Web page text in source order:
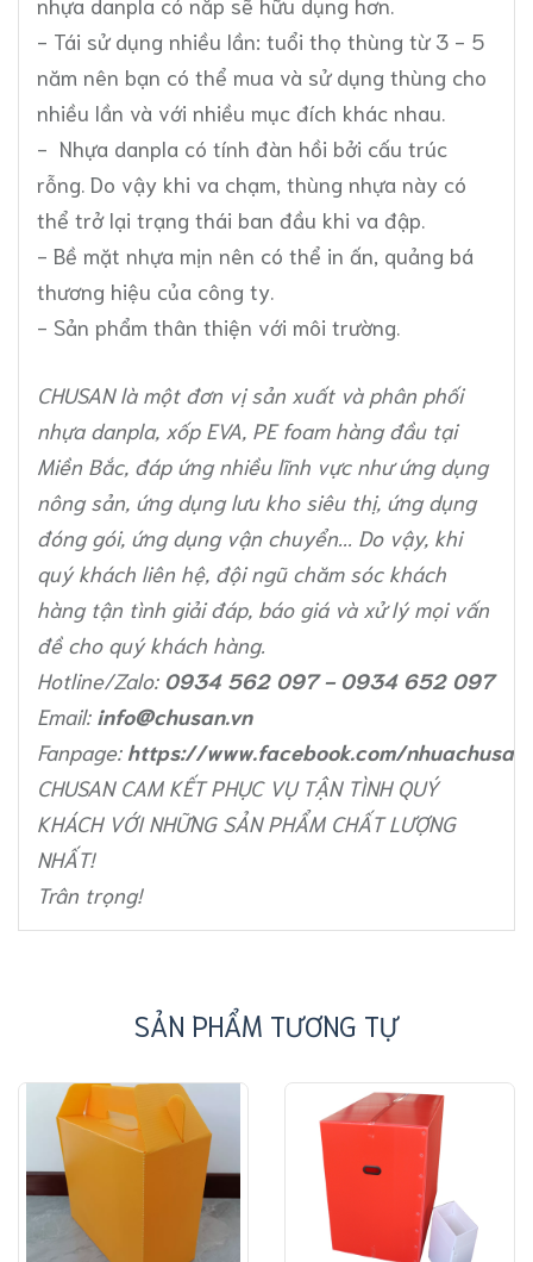
- Tái sử dụng nhiều lần: tuổi thọ thùng từ 3 - 5
năm nên bạn có thể mua và sử dụng thùng cho
nhiều lần và với nhiều mục đích khác nhau.
- Nhựa danpla có tính đàn hồi bởi cấu trúc
rỗng. Do vậy khi va chạm, thùng nhựa này có
thể trở lại trạng thái ban đầu khi va đập.
- Bề mặt nhựa mịn nên có thể in ấn, quảng bá
thương hiệu của công ty.
- Sản phẩm thân thiện với môi trường.
CHUSANlà một đơn vị sản xuất và phân phối
nhựa danpla, xốp EVA, PE foam hàng đầu tại
Miền Bắc, đáp ứng nhiều lĩnh vực nhưứng dụng
nông sản, ứng dụnglưu kho siêu thị, ứng dụng
đóng gói, ứng dụng vận chuyển... Do vậy, khi
quý khách liên hệ, đội ngũ chăm sóc khách
hàng tận tình giải đáp, báo giá và xử lý mọi vấn
đề cho quý khách hàng.
Hotline/Zalo: 0934 562 097 - 0934 652 097
Email: info@chusan.vn
Fanpage: https://www.facebook.com/
CHUSAN CAM KẾT PHỤC VỤ TẬN TÌNH QUÝ
KHÁCH VỚI NHỮNG SẢN PHẨM CHẤT LƯỢNG
NHẤT!
Trân trọng!
SẢN PHẨM TƯƠNG TỰ